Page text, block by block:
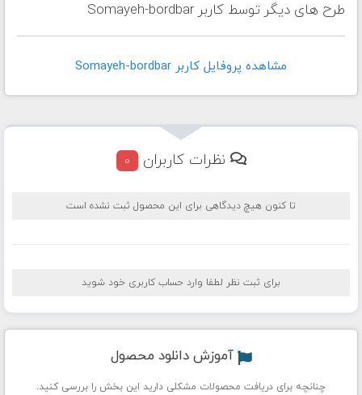
طرح های دیگر توسط کاربر Somayeh-bordbar
مشاهده پروفايل کاربر Somayeh-bordbar
نظرات کاربران 0
تا کنون هیچ دیدگاهی برای این محصول ثبت نشده است
برای ثبت نظر لطفا وارد حساب کاربری خود شوید
آموزش دانلود محصول
چنانچه برای دریافت محصولات مشکلی دارید این بخش را بررسی کنید.